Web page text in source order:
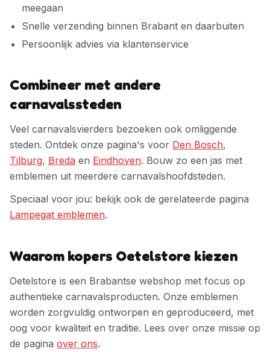
meegaan
Snelle verzending binnen Brabant en daarbuiten
Persoonlijk advies via klantenservice
Combineer met andere
carnavalssteden
Veel carnavalsvierders bezoeken ook omliggende
steden. Ontdek onze pagina's voor Den Bosch,
Tilburg, Breda en Eindhoven. Bouw zo een jas met
emblemen uit meerdere carnavalshoofdsteden.
Speciaal voor jou: bekijk ook de gerelateerde pagina
Lampegat emblemen.
Waarom kopers Oetelstore kiezen
Oetelstore is een Brabantse webshop met focus op
authentieke carnavalsproducten. Onze emblemen
worden zorgvuldig ontworpen en geproduceerd, met
oog voor kwaliteit en traditie. Lees over onze missie op
de pagina over ons.